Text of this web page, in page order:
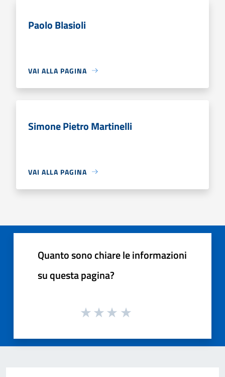
Paolo Blasioli
VAI ALLA PAGINA
Simone Pietro Martinelli
VAI ALLA PAGINA
Quanto sono chiare le informazioni
su questa pagina?